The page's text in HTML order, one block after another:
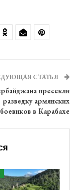
СТАТЬЯ
пресекли
разведку армянских
боевиков в Карабахе